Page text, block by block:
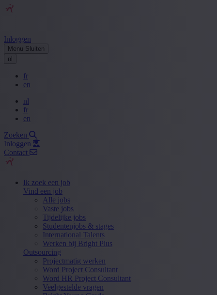
Inloggen
Menu Sluiten
nl
fr
en
nl
fr
en
Zoeken
Inloggen
Contact
Ik zoek een job
Vind een job
Alle jobs
Vaste jobs
Tijdelijke jobs
Studentenjobs & stages
International Talents
Werken bij Bright Plus
Outsourcing
Projectmatig werken
Word Project Consultant
Word HR Project Consultant
Veelgestelde vragen